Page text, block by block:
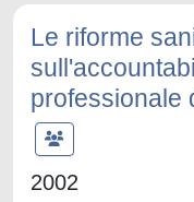
Le riforme
professionale
2002